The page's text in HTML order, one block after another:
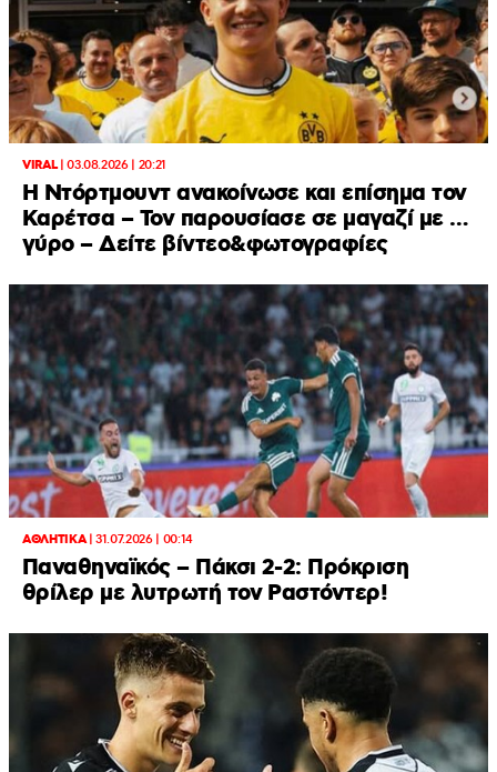
VIRAL|03.08.2026 | 20:21
Η Ντόρτμουντ ανακοίνωσε και επίσημα τον
Καρέτσα – Τον παρουσίασε σε μαγαζί με …
γύρο – Δείτε βίντεο&φωτογραφίες
ΑΘΛΗΤΙΚΑ|31.07.2026 | 00:14
Παναθηναϊκός – Πάκσι 2-2: Πρόκριση
θρίλερ με λυτρωτή τον Ραστόντερ!